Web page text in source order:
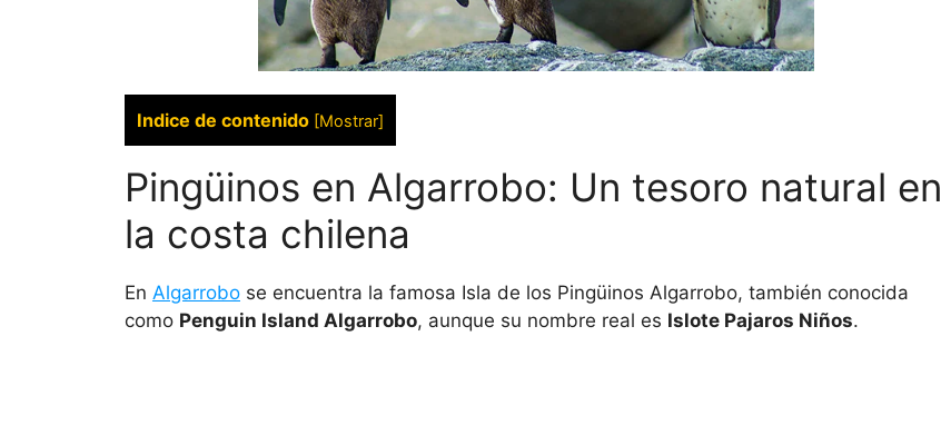
Indice de contenido [Mostrar]
Pingüinos en Algarrobo: Un tesoro natural en
la costa chilena
En Algarrobo se encuentra la famosa Isla de los Pingüinos Algarrobo, también conocida
como Penguin Island Algarrobo, aunque su nombre real es Islote Pajaros Niños.